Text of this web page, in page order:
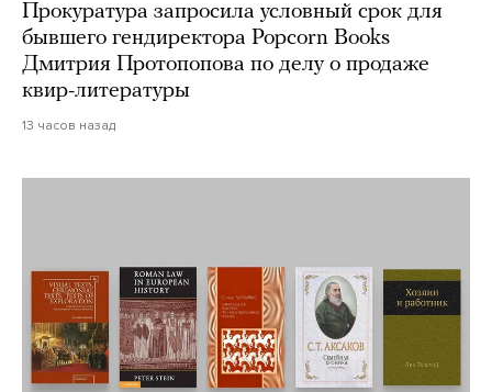
Прокуратура запросила условный срок для
бывшего гендиректора Popcorn Books
Дмитрия Протопопова по делу о продаже
квир-литературы
13 часов назад